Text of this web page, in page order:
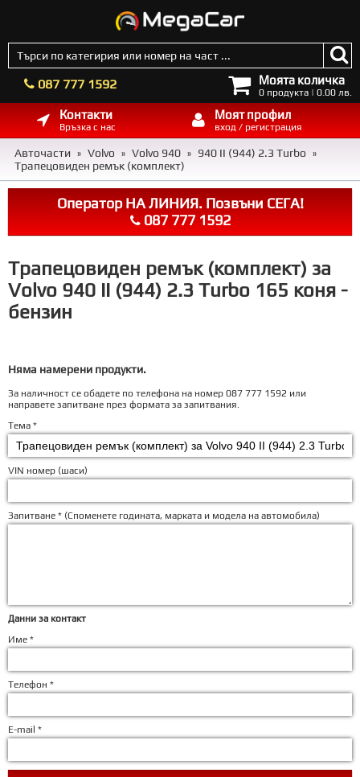
087 777 1592 Моята количка
0 продукта | 0.00 лв.
Моят профил
вход / регистрация
Контакти
Връзка с нас
Авточасти » Volvo » Volvo 940 » 940 II (944) 2.3 Turbo »
Трапецовиден ремък (комплект)
Оператор НА ЛИНИЯ. Позвъни СЕГА!
087 777 1592
Трапецовиден ремък (комплект) за
Volvo 940 II (944) 2.3 Turbo 165 коня -
бензин
Няма намерени продукти.
За наличност се обадете по телефона на номер 087 777 1592 или
направете запитване през формата за запитвания.
Тема *
VIN номер (шаси)
Запитване * (Споменете годината, марката и модела на автомобила)
Данни за контакт
Име *
Телефон *
E-mail *